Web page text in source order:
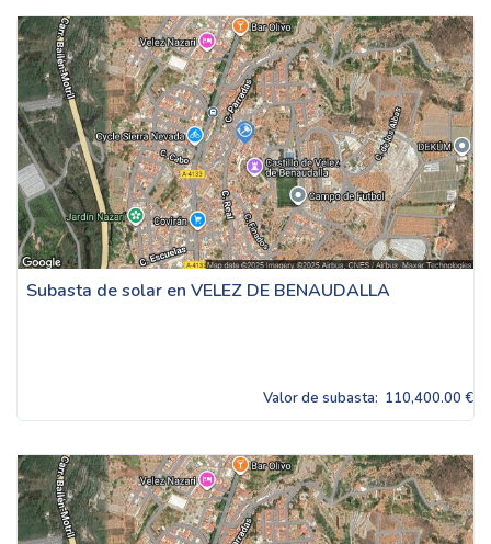
Subasta de solar en VELEZ DE BENAUDALLA
Valor de subasta: 110,400.00 €